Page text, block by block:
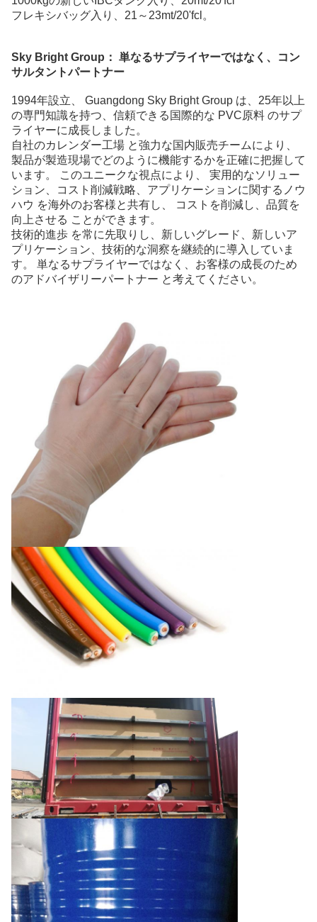
フレキシバッグ入り、21～23mt/20'fcl。
Sky Bright Group： 単なるサプライヤーではなく、コン
サルタントパートナー
1994年設立、 Guangdong Sky Bright Group は、25年以上
の専門知識を持つ、信頼できる国際的な PVC原料 のサプ
ライヤーに成長しました。
自社のカレンダー工場 と強力な国内販売チームにより、
製品が製造現場でどのように機能するかを正確に把握して
います。 このユニークな視点により、
実用的なソリュー
ション、コスト削減戦略、アプリケーションに関するノウ
ハウ を海外のお客様と共有し、
コストを削減し、品質を
向上させる ことができます。
技術的進歩 を常に先取りし、新しいグレード、新しいア
プリケーション、技術的な洞察を継続的に導入していま
す。 単なるサプライヤーではなく、お客様の成長のため
のアドバイザリーパートナー と考えてください。